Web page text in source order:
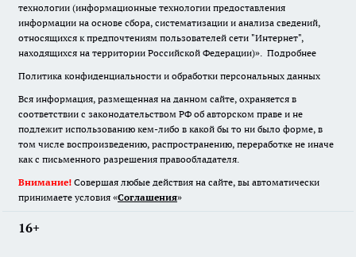
технологии (информационные технологии предоставления
информации на основе сбора, систематизации и анализа сведений,
относящихся к предпочтениям пользователей сети "Интернет",
находящихся на территории Российской Федерации)». Подробнее
Политика конфиденциальности и обработки персональных данных
Вся информация, размещенная на данном сайте, охраняется в
соответствии с законодательством РФ об авторском праве и не
подлежит использованию кем-либо в какой бы то ни было форме, в
том числе воспроизведению, распространению, переработке не иначе
как с письменного разрешения правообладателя.
Внимание! Совершая любые действия на сайте, вы автоматически
принимаете условия «Cоглашения»
16+